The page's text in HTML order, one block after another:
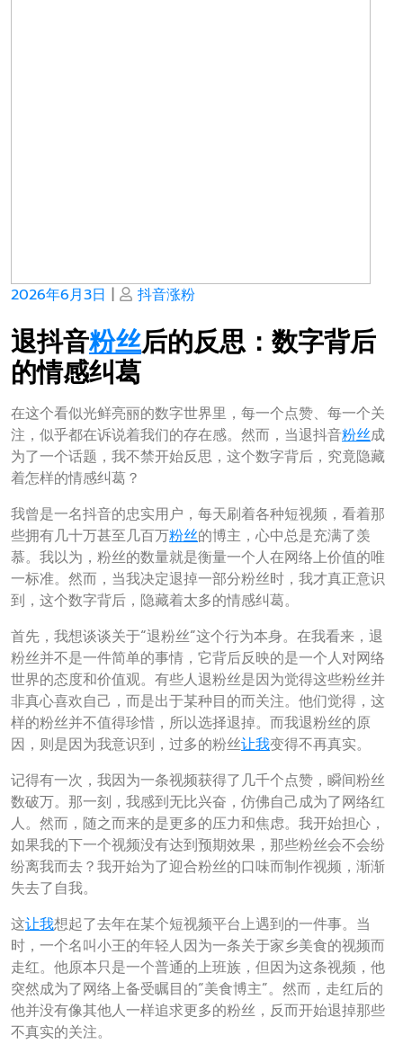
Posted
2026年6月3日 | Posted
抖音涨粉
退抖音粉丝后的反思：数字背后
的情感纠葛
在这个看似光鲜亮丽的数字世界里，每一个点赞、每一个关
注，似乎都在诉说着我们的存在感。然而，当退抖音粉丝成
为了一个话题，我不禁开始反思，这个数字背后，究竟隐藏
着怎样的情感纠葛？
我曾是一名抖音的忠实用户，每天刷着各种短视频，看着那
些拥有几十万甚至几百万粉丝的博主，心中总是充满了羡
慕。我以为，粉丝的数量就是衡量一个人在网络上价值的唯
一标准。然而，当我决定退掉一部分粉丝时，我才真正意识
到，这个数字背后，隐藏着太多的情感纠葛。
首先，我想谈谈关于“退粉丝”这个行为本身。在我看来，退
粉丝并不是一件简单的事情，它背后反映的是一个人对网络
世界的态度和价值观。有些人退粉丝是因为觉得这些粉丝并
非真心喜欢自己，而是出于某种目的而关注。他们觉得，这
样的粉丝并不值得珍惜，所以选择退掉。而我退粉丝的原
因，则是因为我意识到，过多的粉丝让我变得不再真实。
记得有一次，我因为一条视频获得了几千个点赞，瞬间粉丝
数破万。那一刻，我感到无比兴奋，仿佛自己成为了网络红
人。然而，随之而来的是更多的压力和焦虑。我开始担心，
如果我的下一个视频没有达到预期效果，那些粉丝会不会纷
纷离我而去？我开始为了迎合粉丝的口味而制作视频，渐渐
失去了自我。
这让我想起了去年在某个短视频平台上遇到的一件事。当
时，一个名叫小王的年轻人因为一条关于家乡美食的视频而
走红。他原本只是一个普通的上班族，但因为这条视频，他
突然成为了网络上备受瞩目的“美食博主”。然而，走红后的
他并没有像其他人一样追求更多的粉丝，反而开始退掉那些
不真实的关注。